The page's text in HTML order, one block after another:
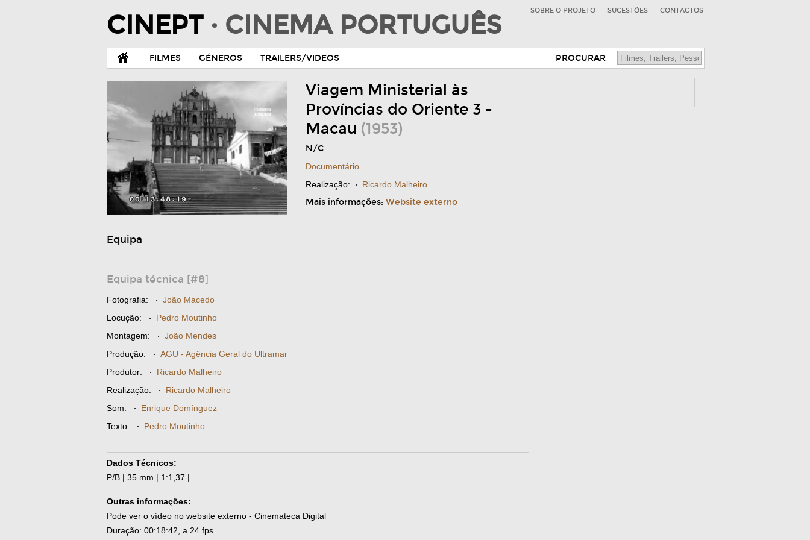
CINEPT · CINEMA PORTUGUÊS SOBRE O PROJETO SUGESTÕES CONTACTOS
FILMES GÉNEROS TRAILERS/VIDEOS PROCURAR
Viagem Ministerial às
Províncias do Oriente 3 -
Macau (1953)
N/C
Documentário
Realização: · Ricardo Malheiro
Mais informações: Website externo
Equipa
Equipa técnica [#8]
Fotografia: · João Macedo
Locução: · Pedro Moutinho
Montagem: · João Mendes
Produção: · AGU - Agência Geral do Ultramar
Produtor: · Ricardo Malheiro
Realização: · Ricardo Malheiro
Som: · Enrique Domínguez
Texto: · Pedro Moutinho
Dados Técnicos:
P/B | 35 mm | 1:1,37 |
Outras informações:
Pode ver o vídeo no website externo - Cinemateca Digital
Duração: 00:18:42, a 24 fps